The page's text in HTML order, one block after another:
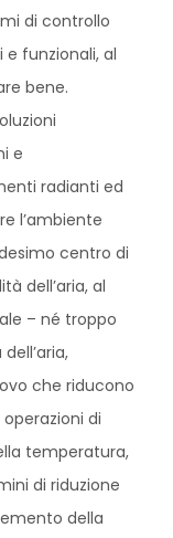
di controllo
e funzionali, al
bene.
e
radianti ed
l’ambiente
centro di
dell’aria, al
– né troppo
che riducono
di
temperatura,
di riduzione
della